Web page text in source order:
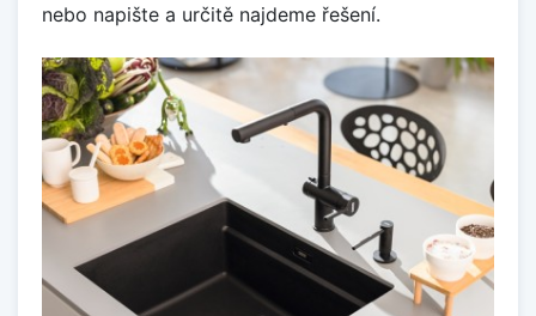
nebo napište a určitě najdeme řešení.